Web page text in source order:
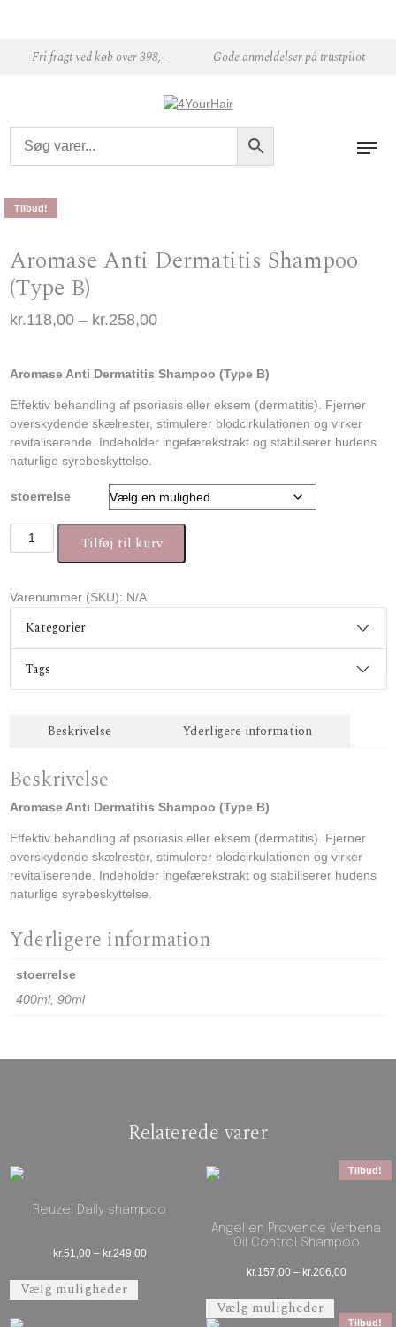
Fri fragt ved køb over 398,- Gode anmeldelser på trustpilot
Tilbud!
Aromase Anti Dermatitis Shampoo
(Type B)
kr.118,00 – kr.258,00Prisinterval: kr.118,00 til kr.258,00
Aromase Anti Dermatitis Shampoo (Type B)
Effektiv behandling af psoriasis eller eksem (dermatitis). Fjerner
overskydende skælrester, stimulerer blodcirkulationen og virker
revitaliserende. Indeholder ingefærekstrakt og stabiliserer hudens
naturlige syrebeskyttelse.
stoerrelse
Aromase Anti Dermatitis Shampoo (Type B) antal
Tilføj til kurv
Varenummer (SKU): N/A
Kategorier
Tags
Beskrivelse Yderligere information
Beskrivelse
Aromase Anti Dermatitis Shampoo (Type B)
Effektiv behandling af psoriasis eller eksem (dermatitis). Fjerner
overskydende skælrester, stimulerer blodcirkulationen og virker
revitaliserende. Indeholder ingefærekstrakt og stabiliserer hudens
naturlige syrebeskyttelse.
Yderligere information
stoerrelse
400ml, 90ml
Relaterede varer
Reuzel Daily shampoo
kr.51,00 – kr. 249,00Prisinterval: kr.51,00 til kr.249,00
Vælg muligheder
Dette vare har flere varianter. Mulighederne
Tilbud!
Angel en Provence Verbena
Oil Control Shampoo
kr. 157,00 – kr. 206,00
Vælg muligheder
Tilbud!